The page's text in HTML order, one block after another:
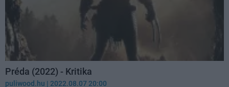
Préda (2022) - Kritika
puliwood.hu | 2022.08.07 20:00